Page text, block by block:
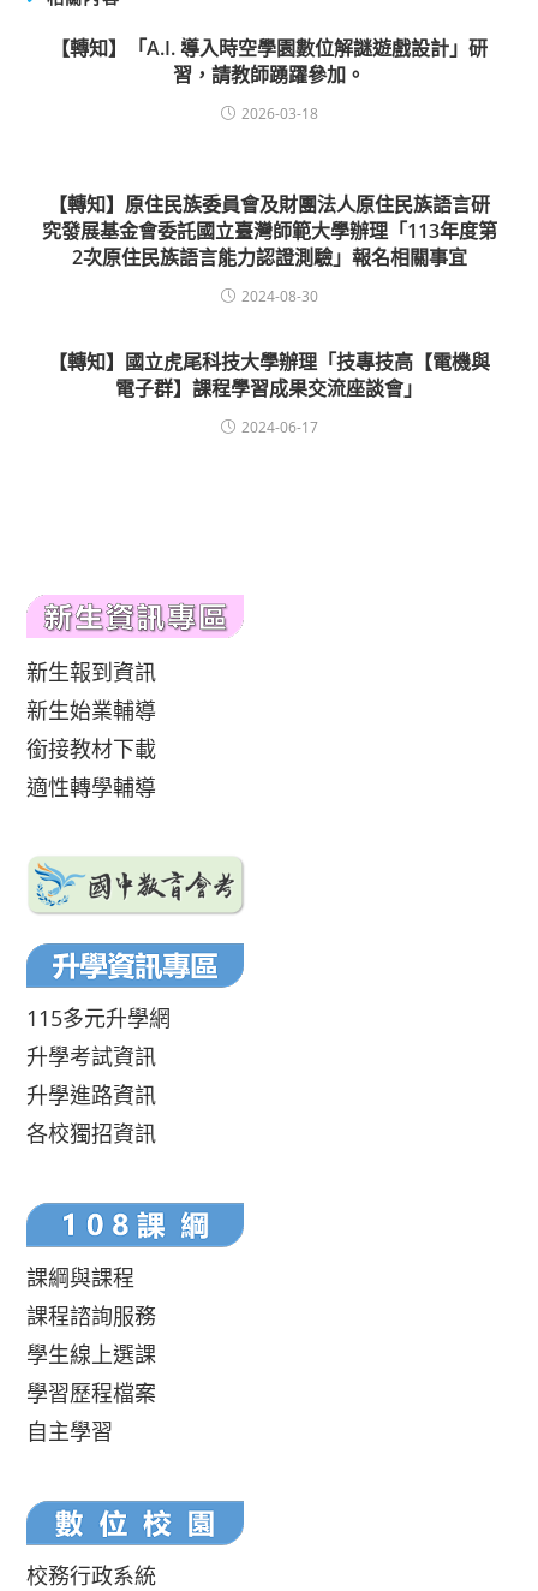
【轉知】「A.I. 導入時空學園數位解謎遊戲設計」研
習，請教師踴躍參加。
2026-03-18
【轉知】原住民族委員會及財團法人原住民族語言研
究發展基金會委託國立臺灣師範大學辦理「113年度第
2次原住民族語言能力認證測驗」報名相關事宜
2024-08-30
【轉知】國立虎尾科技大學辦理「技專技高【電機與
電子群】課程學習成果交流座談會」
2024-06-17
新生報到資訊
新生始業輔導
銜接教材下載
適性轉學輔導
115多元升學網
升學考試資訊
升學進路資訊
各校獨招資訊
課綱與課程
課程諮詢服務
學生線上選課
學習歷程檔案
自主學習
校務行政系統